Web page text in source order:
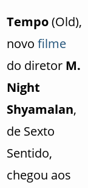
Tempo(Old),
novo filme
do diretor M.
Night
Shyamalan,
de Sexto
Sentido,
chegou aos